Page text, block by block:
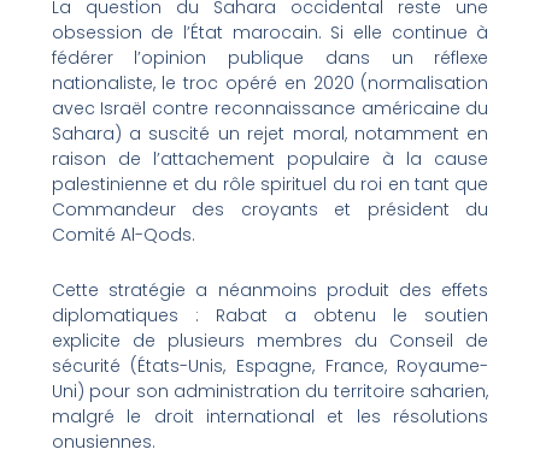
La question du Sahara occidental reste une
obsession de l’État marocain. Si elle continue à
fédérer l’opinion publique dans un réflexe
nationaliste, le troc opéré en 2020 (normalisation
avec Israël contre reconnaissance américaine du
Sahara) a suscité un rejet moral, notamment en
raison de l’attachement populaire à la cause
palestinienne et du rôle spirituel du roi en tant que
Commandeur des croyants et président du
Comité Al-Qods.
Cette stratégie a néanmoins produit des effets
diplomatiques : Rabat a obtenu le soutien
explicite de plusieurs membres du Conseil de
sécurité (États-Unis, Espagne, France, Royaume-
Uni) pour son administration du territoire saharien,
malgré le droit international et les résolutions
onusiennes.